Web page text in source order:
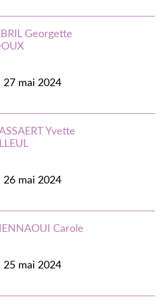
Georgette
27 mai 2024
Yvette
26 mai 2024
Carole
25 mai 2024